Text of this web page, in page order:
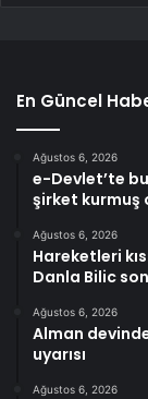
En Güncel
Ağustos 6, 2026
e-Devlet’te
şirket kurmuş
Ağustos 6, 2026
Hareketleri
Danla Bilic
Ağustos 6, 2026
Alman
uyarısı
Ağustos 6, 2026